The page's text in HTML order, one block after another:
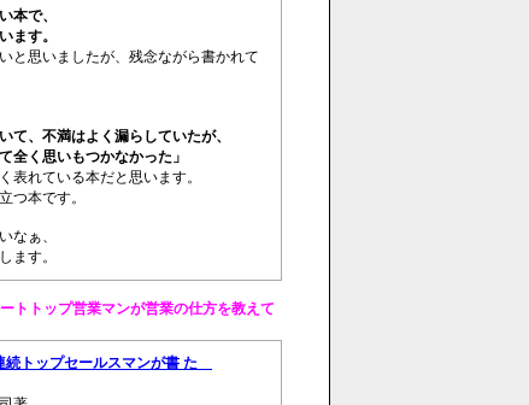
本で、
ます。
と思いましたが、残念ながら書かれて
て、不満はよく漏らしていたが、
全く思いもつかなかった」
表れている本だと思います。
つ本です。
なぁ、
ます。
トトップ営業マンが営業の仕方を教えて
トップセールスマンが書 た